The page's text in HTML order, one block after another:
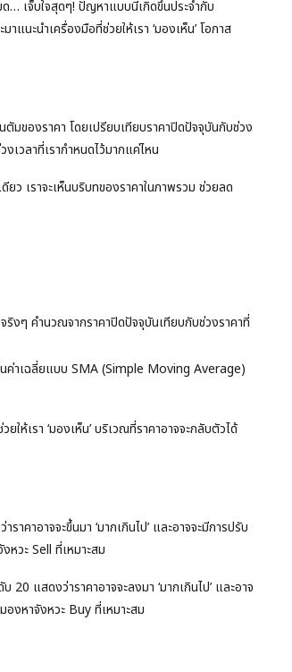
… เจ็บใจสุดๆ! ปัญหาแบบนี้เกิดขึ้นประจำกับ
าแนะนำเครื่องมือที่ช่วยให้เรา ‘มองเห็น’ โอกาส
ของราคา โดยเปรียบเทียบราคาปิดปัจจุบันกับช่วง
เวลาที่เรากำหนดไว้มากแค่ไหน
ว เราจะเห็นบริบทของราคาในภาพรวม ช่วยลด
ๆ คำนวณจากราคาปิดปัจจุบันเทียบกับช่วงราคาที่
ค่าเฉลี่ยแบบ SMA (Simple Moving Average)
เรา ‘มองเห็น’ บริเวณที่ราคาอาจจะกลับตัวได้
าอาจจะขึ้นมา ‘มากเกินไป’ และอาจจะมีการปรับ
หวะ Sell ที่เหมาะสม
แสดงว่าราคาอาจจะลงมา ‘มากเกินไป’ และอาจ
งหาจังหวะ Buy ที่เหมาะสม